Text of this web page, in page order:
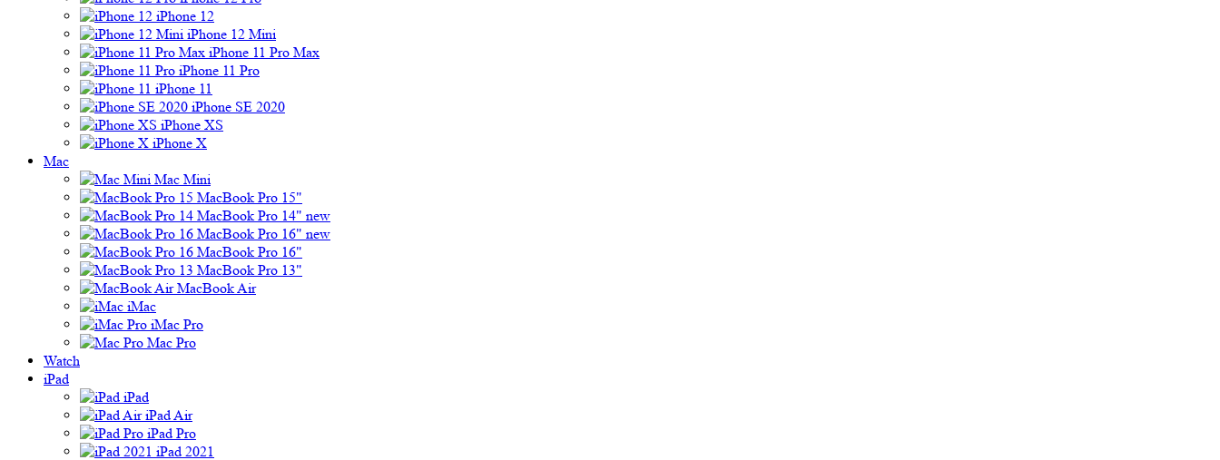
iPhone 12
iPhone 12 Mini
iPhone 11 Pro Max
iPhone 11 Pro
iPhone 11
iPhone SE 2020
iPhone XS
iPhone X
Mac
Mac Mini
MacBook Pro 15"
MacBook Pro 14" new
MacBook Pro 16" new
MacBook Pro 16"
MacBook Pro 13"
MacBook Air
iMac
iMac Pro
Mac Pro
Watch
iPad
iPad
iPad Air
iPad Pro
iPad 2021